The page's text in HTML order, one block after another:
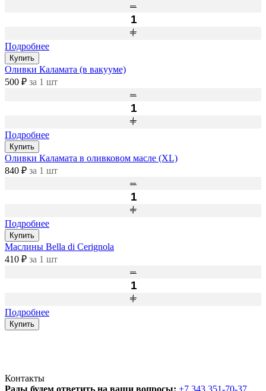
Подробнее
Купить
Оливки Каламата (в вакууме)
500 ₽ за 1 шт
Подробнее
Купить
Оливки Каламата в оливковом масле (XL)
840 ₽ за 1 шт
Подробнее
Купить
Маслины Bella di Cerignola
410 ₽ за 1 шт
Подробнее
Купить
Контакты